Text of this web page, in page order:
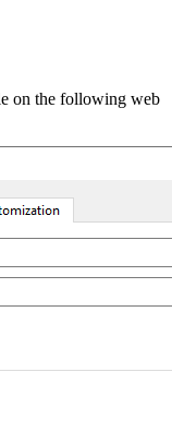
on the following web